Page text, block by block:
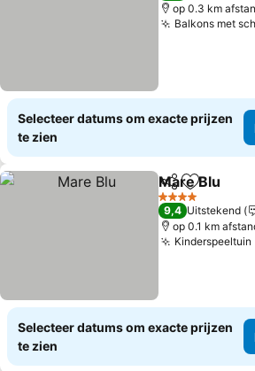
op 0.3 km
Balkons met
Selecteer datums om exacte prijzen
te zien
Delen
Mare Blu
4 Sterren
9,4 Uitstekend
op 0.1 km
Kinderspeeltuin
Selecteer datums om exacte prijzen
te zien